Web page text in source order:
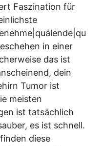
Faszination für
in einer
das ist
dein
Tumor ist
meisten
ist tatsächlich
es ist schnell.
diese